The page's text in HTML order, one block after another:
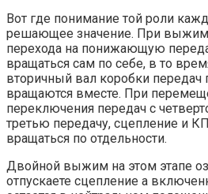
Вот где понимание той роли
решающее значение. При
перехода на понижающую
вращаться сам по себе, в то
вторичный вал коробки
вращаются вместе. При
переключения передач с
третью передачу, сцепление и
вращаться по отдельности.
Двойной выжим на этом этапе
отпускаете сцепление а